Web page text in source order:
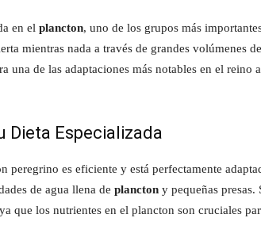
en el plancton, uno de los grupos más
mientras nada a través de grandes volúmenes
una de las adaptaciones más notables en el
Dieta Especializada
es eficiente y está perfectamente
de agua llena de plancton y pequeñas presas.
que los nutrientes en el plancton son cruciales